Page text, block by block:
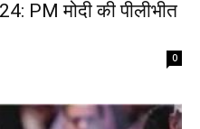
PM मोदी की पीलीभीत
0